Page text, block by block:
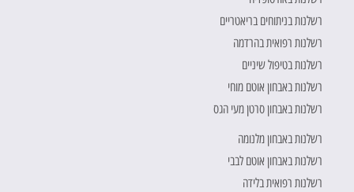
רשלנות בניתוחים בריאטריים
רשלנות רפואית בהרדמה
רשלנות בטיפול שיניים
רשלנות באבחון אוטם מוחי
רשלנות באבחון סרטן מעי הגס
רשלנות באבחון מלנומה
רשלנות באבחון אוטם לבבי
רשלנות רפואית בלידה